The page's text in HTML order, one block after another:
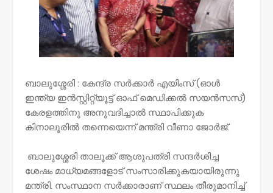
ബാലുശ്ശേരി : കേന്ദ്ര സർക്കാർ എയിംസ് (ഓൾ
ഇന്ത്യ ഇൻസ്റ്റിറ്റ്യൂട്ട് ഓഫ് മെഡിക്കൽ സയൻസസ്)
കേരളത്തിനു അനുവദിച്ചാൽ സ്ഥാപിക്കുക
കിനാലൂരിൽ തന്നെയെന്ന് മന്ത്രി വീണാ ജോർജ്.
ബാലുശ്ശേരി താലൂക്ക് ആശുപത്രി സന്ദർശിച്ച
ശേഷം മാധ്യമങ്ങളോട് സംസാരിക്കുകയായിരുന്നു
മന്ത്രി. സംസ്ഥാന സർക്കാരാണ് സ്ഥലം തീരുമാനിച്ച്